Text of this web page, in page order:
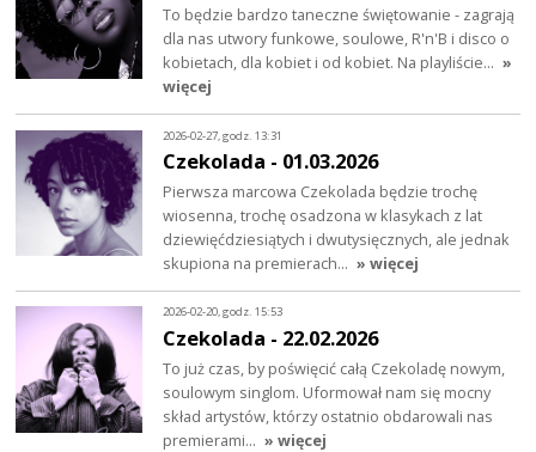
To będzie bardzo taneczne świętowanie - zagrają
dla nas utwory funkowe, soulowe, R'n'B i disco o
kobietach, dla kobiet i od kobiet. Na playliście… »
więcej
2026-02-27, godz. 13:31
Czekolada - 01.03.2026
Pierwsza marcowa Czekolada będzie trochę
wiosenna, trochę osadzona w klasykach z lat
dziewięćdziesiątych i dwutysięcznych, ale jednak
skupiona na premierach… » więcej
2026-02-20, godz. 15:53
Czekolada - 22.02.2026
To już czas, by poświęcić całą Czekoladę nowym,
soulowym singlom. Uformował nam się mocny
skład artystów, którzy ostatnio obdarowali nas
premierami… » więcej